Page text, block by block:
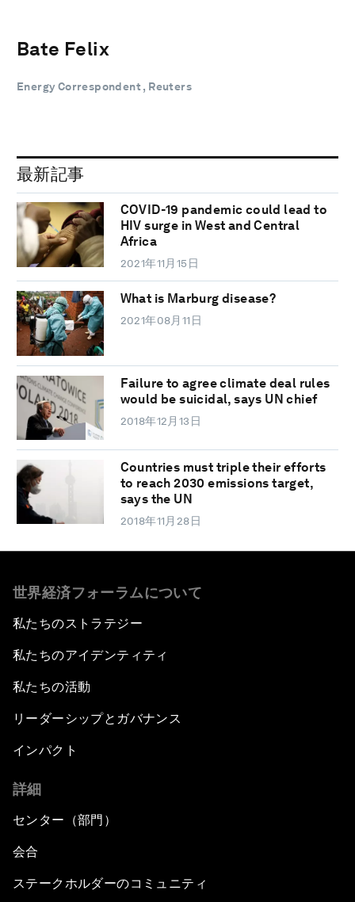
Bate Felix
Energy Correspondent , Reuters
最新記事
COVID-19 pandemic could lead to
HIV surge in West and Central
Africa
2021年11月15日
What is Marburg disease?
2021年08月11日
Failure to agree climate deal rules
would be suicidal, says UN chief
2018年12月13日
Countries must triple their efforts
to reach 2030 emissions target,
says the UN
2018年11月28日
世界経済フォーラムについて
私たちのストラテジー
私たちのアイデンティティ
私たちの活動
リーダーシップとガバナンス
インパクト
詳細
センター（部門）
会合
ステークホルダーのコミュニティ